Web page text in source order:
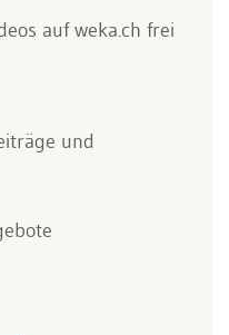
auf weka.ch frei
und